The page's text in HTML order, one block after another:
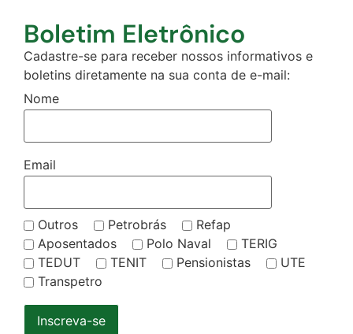
Boletim Eletrônico
Cadastre-se para receber nossos informativos e
boletins diretamente na sua conta de e-mail:
Nome
Email
Outros Petrobrás
Refap
Aposentados
Polo Naval
TERIG
TEDUT
TENIT Pensionistas
UTE
Transpetro
Inscreva-se